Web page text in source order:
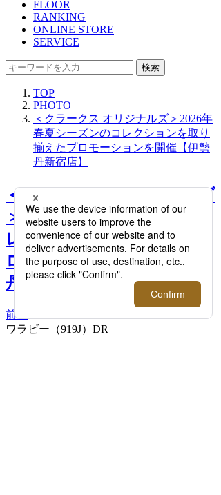
FLOOR
RANKING
ONLINE STORE
SERVICE
検索
TOP
PHOTO
＜クラークス オリジナルズ＞2026年
春夏シーズンのコレクションを取り
揃えたプロモーションを開催【伊勢
丹新宿店】
＜クラークス オリジナルズ
＞2026年春夏シーズンのコ
レクションを取り揃えたプ
ロモーションを開催【伊勢
丹新宿店】 >>
前へ
ワラビー（919J）DR